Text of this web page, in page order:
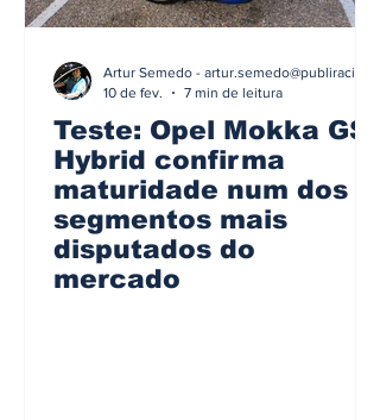
Teste: Opel Mokka GS
Hybrid confirma
maturidade num dos
segmentos mais
disputados do
mercado
10 de fev.
7 min de leitura